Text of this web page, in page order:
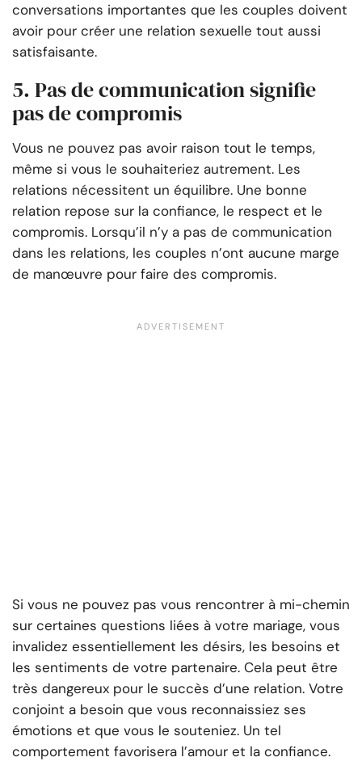
conversations importantes que les couples doivent
avoir pour créer une relation sexuelle tout aussi
satisfaisante.
5. Pas de communication signifie
pas de compromis
Vous ne pouvez pas avoir raison tout le temps,
même si vous le souhaiteriez autrement. Les
relations nécessitent un équilibre. Une bonne
relation repose sur la confiance, le respect et le
compromis. Lorsqu’il n’y a pas de communication
dans les relations, les couples n’ont aucune marge
de manœuvre pour faire des compromis.
Si vous ne pouvez pas vous rencontrer à mi-chemin
sur certaines questions liées à votre mariage, vous
invalidez essentiellement les désirs, les besoins et
les sentiments de votre partenaire. Cela peut être
très dangereux pour le succès d’une relation. Votre
conjoint a besoin que vous reconnaissiez ses
émotions et que vous le souteniez. Un tel
comportement favorisera l’amour et la confiance.